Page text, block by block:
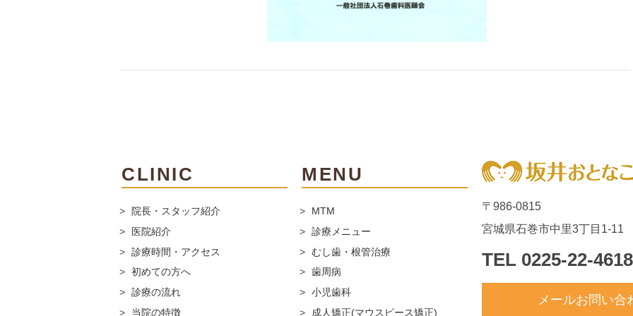
CLINIC
院長・スタッフ紹介
医院紹介
診療時間・アクセス
初めての方へ
診療の流れ
当院の特徴
MENU
MTM
診療メニュー
むし歯・根管治療
歯周病
小児歯科
成人矯正(マウスピース矯正)
〒986-0815
宮城県石巻市中里3丁目1-11
TEL 0225-22-4618
メールお問い合